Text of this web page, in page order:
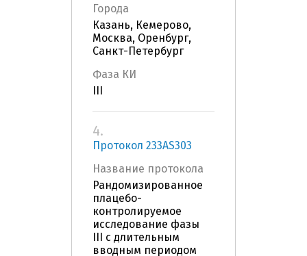
Города
Казань, Кемерово,
Москва, Оренбург,
Санкт-Петербург
Фаза КИ
4.
Протокол 233AS303
Название протокола
Рандомизированное
плацебо-
контролируемое
исследование фазы
III с длительным
вводным периодом